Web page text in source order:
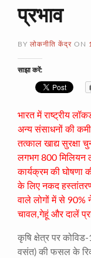
प्रभाव
BY लोकनीति केंद्र ON
साझा करें:
भारत में राष्ट्रीय
अन्य संसाधनों की कमी
तत्काल खाद्य सुरक्षा
लगभग 800 मिलियन
कार्यक्रम की
के लिए नकद
वाले लोगों में से 90%
चावल,गेहूं और दालें
कृषि क्षेत्र पर
वसंत) की फसल के